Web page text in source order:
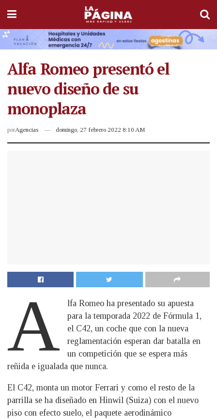
Alfa Romeo presentó el
nuevo diseño de su
monoplaza
porAgencias domingo, 27 febrero 2022 8:10 AM
A
lfa Romeo ha presentado su apuesta
para la temporada 2022 de Fórmula 1,
el C42, un coche que con la nueva
reglamentación esperan dar batalla en
un competición que se espera más
reñida e igualada que nunca.
El C42, monta un motor Ferrari y como el resto de la
parrilla se ha diseñado en Hinwil (Suiza) con el nuevo
piso con efecto suelo, el paquete aerodinámico